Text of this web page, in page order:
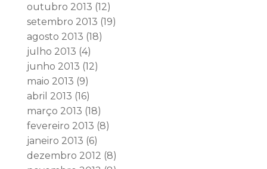
outubro 2013 (12)
setembro 2013 (19)
agosto 2013 (18)
julho 2013 (4)
junho 2013 (12)
maio 2013 (9)
abril 2013 (16)
março 2013 (18)
fevereiro 2013 (8)
janeiro 2013 (6)
dezembro 2012 (8)